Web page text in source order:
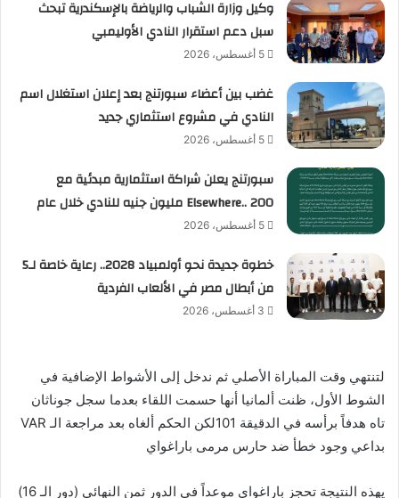
وكيل وزارة الشباب والرياضة بالإسكندرية تبحث
سبل دعم استقرار النادي الأوليمبي
5 أغسطس، 2026
غضب بين أعضاء سبورتنج بعد إعلان استغلال اسم
النادي في مشروع استثماري جديد
5 أغسطس، 2026
سبورتنج يعلن شراكة استثمارية مبدئية مع
Elsewhere.. 200 مليون جنيه للنادي خلال عام
5 أغسطس، 2026
خطوة جديدة نحو أولمبياد 2028.. رعاية خاصة لـ5
من أبطال مصر في الألعاب الفردية
3 أغسطس، 2026
لتنتهي وقت المباراة الأصلي ثم ندخل إلى الأشواط الإضافية في
الشوط الأول، ظنت ألمانيا أنها حسمت اللقاء بعدما سجل جوناثان
تاه هدفاً برأسه في الدقيقة 101لكن الحكم ألغاه بعد مراجعة الـ VAR
بداعي وجود خطأ ضد حارس مرمى باراغواي
يهذه النتيجة تحجز باراغواي موعداً في الدور ثمن النهائي (دور الـ 16)